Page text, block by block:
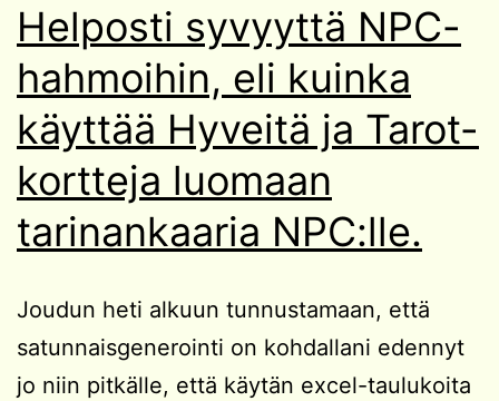
Helposti syvyyttä NPC-
hahmoihin, eli kuinka
käyttää Hyveitä ja Tarot-
kortteja luomaan
tarinankaaria NPC:lle.
Joudun heti alkuun tunnustamaan, että
satunnaisgenerointi on kohdallani edennyt
jo niin pitkälle, että käytän excel-taulukoita